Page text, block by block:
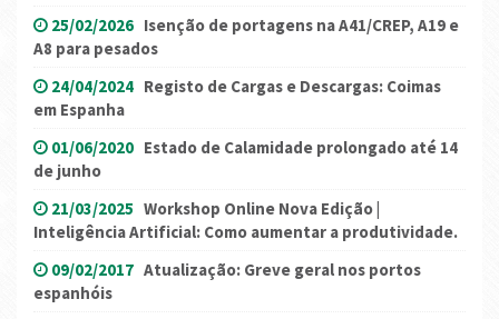
25/02/2026 Isenção de portagens na A41/CREP, A19 e
A8 para pesados
24/04/2024 Registo de Cargas e Descargas: Coimas
em Espanha
01/06/2020 Estado de Calamidade prolongado até 14
de junho
21/03/2025 Workshop Online Nova Edição |
Inteligência Artificial: Como aumentar a produtividade.
09/02/2017 Atualização: Greve geral nos portos
espanhóis